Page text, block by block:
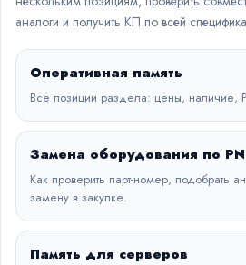
аналоги и получить КП по всей
Оперативная память
Все позиции раздела: цены, наличие,
Замена оборудования по PN
Как проверить парт-номер, подобрать
замену в закупке.
Память для серверов